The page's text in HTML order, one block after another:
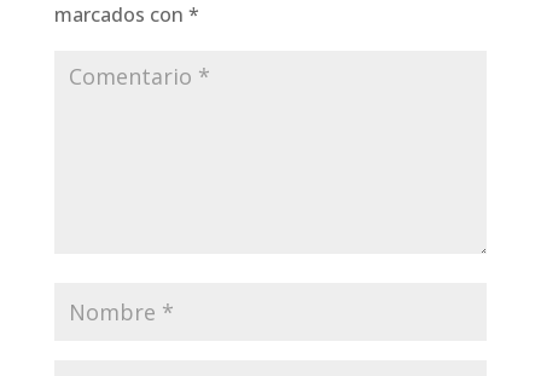
marcados con *